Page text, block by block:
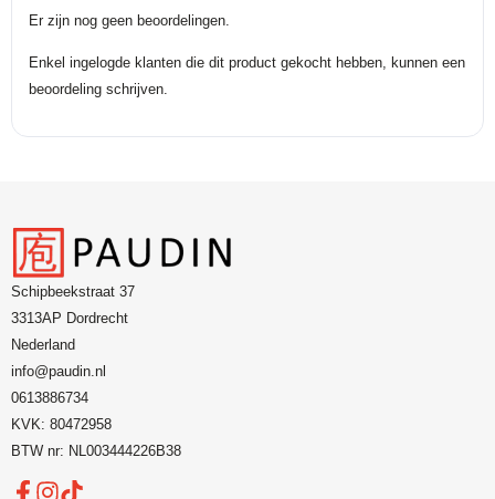
Er zijn nog geen beoordelingen.
Enkel ingelogde klanten die dit product gekocht hebben, kunnen een
beoordeling schrijven.
Schipbeekstraat 37
3313AP Dordrecht
Nederland
info@paudin.nl
0613886734
KVK: 80472958
BTW nr: NL003444226B38